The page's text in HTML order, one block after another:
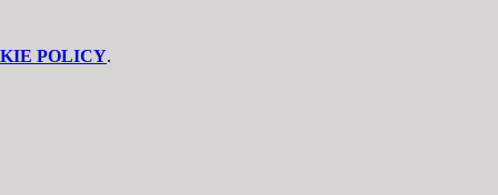
POLICY.